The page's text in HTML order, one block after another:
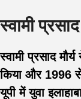
स्वामी
स्वामी प्रसाद
किया और 1996
यूपी में युवा